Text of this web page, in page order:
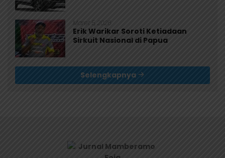
Maret 5, 2026
Erik Warikar Soroti Ketiadaan
Sirkuit Nasional di Papua
Selengkapnya